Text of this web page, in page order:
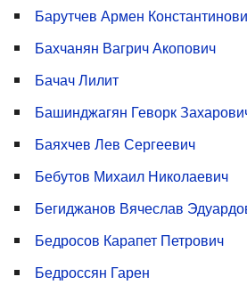
Барутчев Армен
Бахчанян Вагрич Акопович
Бачач Лилит
Башинджагян Геворк
Баяхчев Лев Сергеевич
Бебутов Михаил Николаевич
Бегиджанов Вячеслав
Бедросов Карапет Петрович
Бедроссян Гарен